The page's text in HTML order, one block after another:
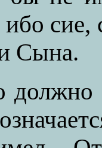
ибо сие,
Сына.
должно